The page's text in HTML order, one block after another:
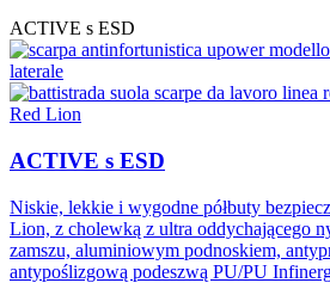
ACTIVE s ESD
Red Lion
ACTIVE s ESD
Niskie, lekkie i wygodne półbuty
Lion, z cholewką z ultra oddychającego
zamszu, aluminiowym podnoskiem,
antypoślizgową podeszwą PU/PU